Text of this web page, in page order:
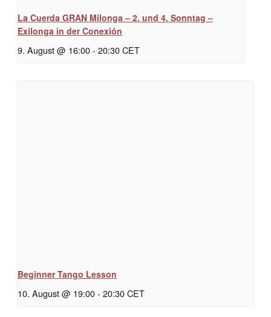
La Cuerda GRAN Milonga – 2. und 4. Sonntag –
Exilonga in der Conexión
9. August @ 16:00- 20:30CET
Beginner Tango Lesson
10. August @ 19:00- 20:30CET